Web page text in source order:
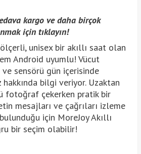
kargo ve daha birçok
için tıklayın!
unisex bir akıllı saat olan
Android uyumlu! Vücut
ve sensörü gün içerisinde
bilgi veriyor. Uzaktan
fotoğraf çekerken pratik bir
mesajları ve çağrıları izleme
için MoreJoy Akıllı
bir seçim olabilir!